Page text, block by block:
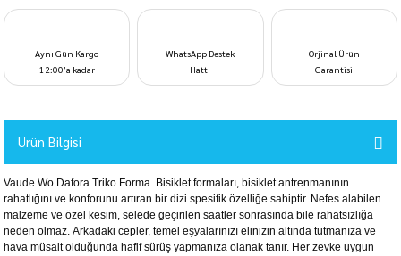
Aynı Gün Kargo
12:00’a kadar
WhatsApp Destek
Hattı
Orjinal Ürün
Garantisi
Ürün Bilgisi
Vaude Wo Dafora Triko Forma. Bisiklet formaları, bisiklet antrenmanının
rahatlığını ve konforunu artıran bir dizi spesifik özelliğe sahiptir. Nefes alabilen
malzeme ve özel kesim, selede geçirilen saatler sonrasında bile rahatsızlığa
neden olmaz. Arkadaki cepler, temel eşyalarınızı elinizin altında tutmanıza ve
hava müsait olduğunda hafif sürüş yapmanıza olanak tanır. Her zevke uygun